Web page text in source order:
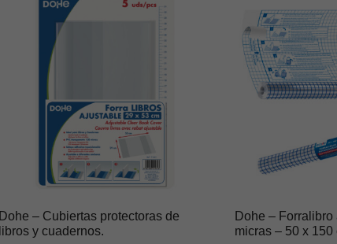
Dohe – Cubiertas protectoras de
libros y cuadernos.
Dohe –
micras – 50 x 150